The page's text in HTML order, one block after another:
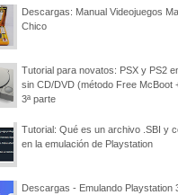
Descargas: Manual Videojuegos
Chico
Tutorial para novatos: PSX y PS2
sin CD/DVD (método Free McBoot
3ª parte
Tutorial: Qué es un archivo .SBI y
en la emulación de Playstation
Descargas - Emulando Playstation